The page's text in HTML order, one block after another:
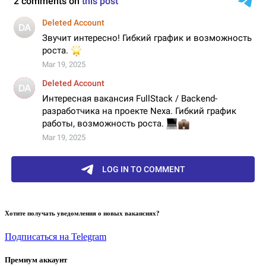
Хотите получать уведомления о новых вакансиях?
Подписаться на Telegram
Премиум аккаунт